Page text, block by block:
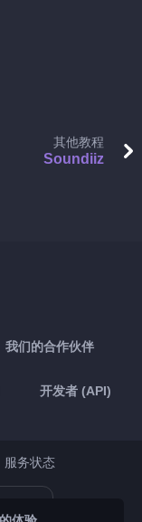
其他教程
Soundiiz
我们的合作伙伴
开发者 (API)
服务状态